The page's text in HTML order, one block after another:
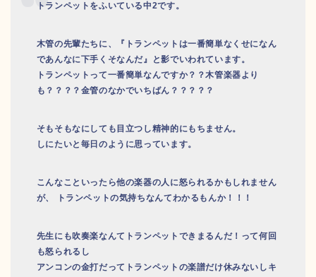
トランペットをふいている中2です。
木管の先輩たちに、『トランペットは一番簡単なくせになん
であんなに下手くそなんだ』と影でいわれています。
トランペットって一番簡単なんですか？？木管楽器より
も？？？？金管のなかでいちばん？？？？？
そもそもなにしても目立つし精神的にもちません。
しにたいと毎日のように思っています。
こんなこといったら他の楽器の人に怒られるかもしれません
が、 トランペットの気持ちなんてわかるもんか！！！
先生にも吹奏楽なんてトランペットできまるんだ！って何回
も怒られるし
アンコンの金打だってトランペットの楽譜だけ休みないしキ